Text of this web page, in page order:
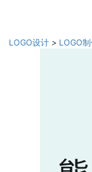
LOGO设计 > LOGO